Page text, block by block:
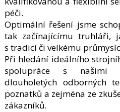
péči.
Optimální řešení jsme
tak začínajícímu truhláři,
s tradicí či velkému
Při hledání ideálního
spolupráce s našimi
dlouholetých odborných
poznatků a zejména ze
zákazníků.